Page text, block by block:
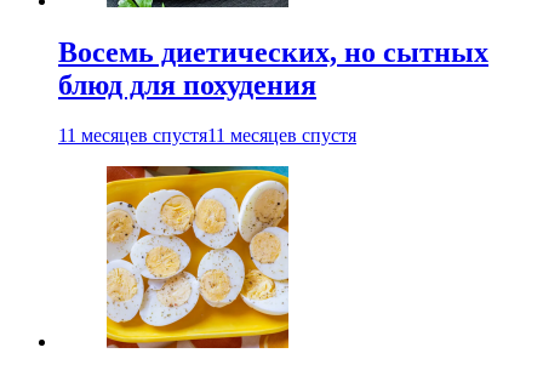
Восемь диетических, но сытных
блюд для похудения
11 месяцев спустя11 месяцев спустя